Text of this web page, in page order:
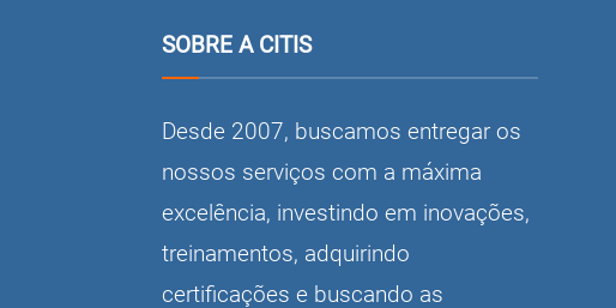
SOBRE A CITIS
Desde 2007, buscamos entregar os
nossos serviços com a máxima
excelência, investindo em inovações,
treinamentos, adquirindo
certificações e buscando as